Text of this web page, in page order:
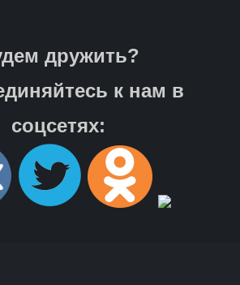
дружить?
к нам в
соцсетях: